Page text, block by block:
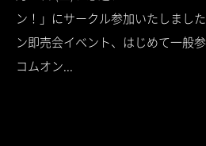
ン！」にサークル参加いたしまし
ン即売会イベント、はじめて一般
コムオン...